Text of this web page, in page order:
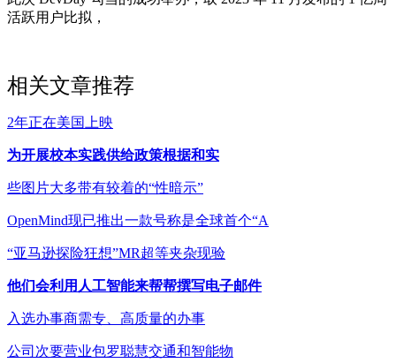
活跃用户比拟，
相关文章推荐
2年正在美国上映
为开展校本实践供给政策根据和实
些图片大多带有较着的“性暗示”
OpenMind现已推出一款号称是全球首个“A
“亚马逊探险狂想”MR超等夹杂现验
他们会利用人工智能来帮帮撰写电子邮件
入选办事商需专、高质量的办事
公司次要营业包罗聪慧交通和智能物